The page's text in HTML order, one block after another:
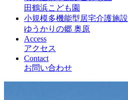
田鶴浜こども園
小規模多機能型居宅介護施設
ゆうかりの郷 奥原
Access
アクセス
Contact
お問い合わせ